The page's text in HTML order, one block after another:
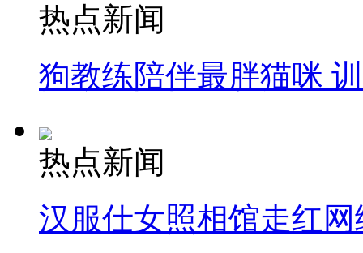
热点新闻
狗教练陪伴最胖猫咪
热点新闻
汉服仕女照相馆走红网